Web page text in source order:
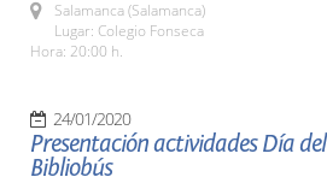
Salamanca (Salamanca)
Lugar: Colegio Fonseca
Hora: 20:00 h.
24/01/2020
Presentación actividades Día del
Bibliobús